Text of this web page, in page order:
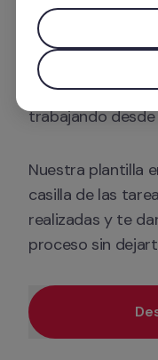
Con esta lista
el estado de
el onboarding
trabajando desde
Nuestra plantilla
casilla de las
realizadas y te
proceso sin